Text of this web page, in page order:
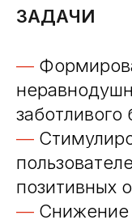
ЗАДАЧИ
—
заботливого
—
позитивных
— Снижение